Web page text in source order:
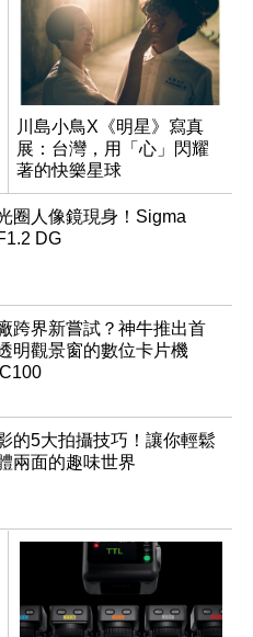
川島小鳥X《明星》寫真
展：台灣，用「心」閃耀
著的快樂星球
圈人像鏡現身！Sigma
DG
跨界新嘗試？神牛推出首
明觀景窗的數位卡片機
的5大拍攝技巧！讓你輕鬆
兩面的趣味世界